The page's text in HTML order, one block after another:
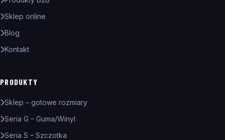
Sklep online
Blog
Kontakt
PRODUKTY
Sklep – gotowe rozmiary
Seria G – Guma/Winyl
Seria S – Szczotka